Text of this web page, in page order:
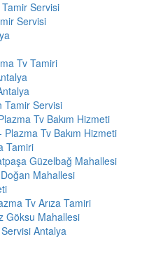
Servisi
Servisi
Tv Tamiri
Tamir Servisi
Tv Bakım Hizmeti
Tv Bakım Hizmeti
Tamiri
Güzelbağ Mahallesi
Mahallesi
Tv Arıza Tamiri
Göksu Mahallesi
Antalya